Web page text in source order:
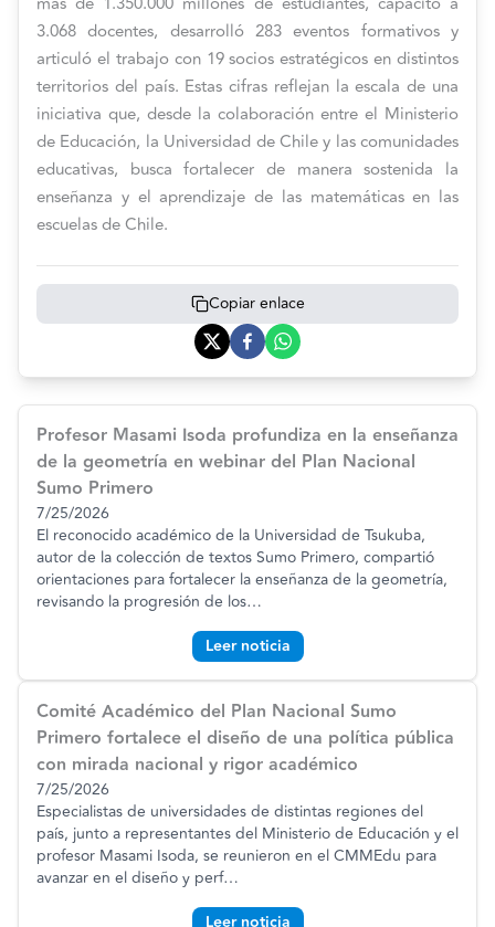
3.068 docentes, desarrolló 283 eventos formativos y
articuló el trabajo con 19 socios estratégicos en distintos
territorios del país. Estas cifras reflejan la escala de una
iniciativa que, desde la colaboración entre el Ministerio
de Educación, la Universidad de Chile y las comunidades
educativas, busca fortalecer de manera sostenida la
enseñanza y el aprendizaje de las matemáticas en las
escuelas de Chile.
Copiar enlace
Profesor Masami Isoda profundiza en la enseñanza
de la geometría en webinar del Plan Nacional
Sumo Primero
7/25/2026
El reconocido académico de la Universidad de Tsukuba,
autor de la colección de textos Sumo Primero, compartió
orientaciones para fortalecer la enseñanza de la geometría,
revisando la progresión de los…
Leer noticia
Comité Académico del Plan Nacional Sumo
Primero fortalece el diseño de una política pública
con mirada nacional y rigor académico
7/25/2026
Especialistas de universidades de distintas regiones del
país, junto a representantes del Ministerio de Educación y el
profesor Masami Isoda, se reunieron en el CMMEdu para
avanzar en el diseño y perf…